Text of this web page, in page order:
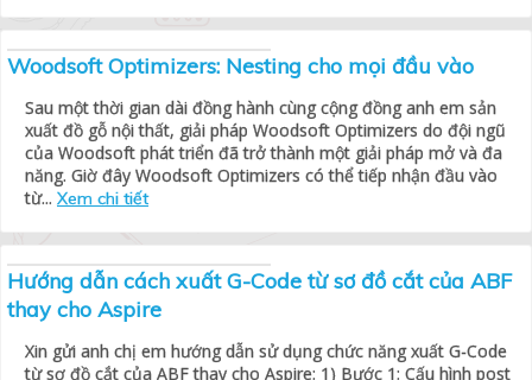
Woodsoft Optimizers: Nesting cho mọi đầu vào
Sau một thời gian dài đồng hành cùng cộng đồng anh em sản
xuất đồ gỗ nội thất, giải pháp Woodsoft Optimizers do đội ngũ
của Woodsoft phát triển đã trở thành một giải pháp mở và đa
năng. Giờ đây Woodsoft Optimizers có thể tiếp nhận đầu vào
từ... Xem chi tiết
Hướng dẫn cách xuất G-Code từ sơ đồ cắt của ABF
thay cho Aspire
Xin gửi anh chị em hướng dẫn sử dụng chức năng xuất G-Code
từ sơ đồ cắt của ABF thay cho Aspire: 1) Bước 1: Cấu hình post